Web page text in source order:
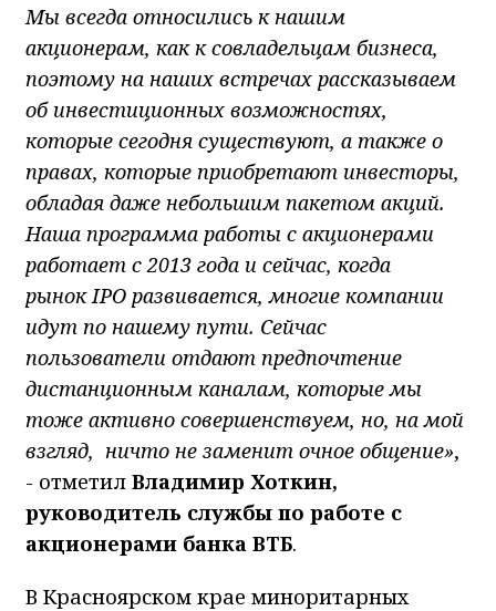
Мы всегда относились к нашим
акционерам, как к совладельцам бизнеса,
поэтому на наших встречах рассказываем
об инвестиционных возможностях,
которые сегодня существуют, а также о
правах, которые приобретают инвесторы,
обладая даже небольшим пакетом акций.
Наша программа работы с акционерами
работает с 2013 года и сейчас, когда
рынок IPO развивается, многие компании
идут по нашему пути. Сейчас
пользователи отдают предпочтение
дистанционным каналам, которые мы
тоже активно совершенствуем, но, на мой
взгляд, ничто не заменит очное общение»,
- отметил Владимир Хоткин,
руководитель службы по работе с
акционерами банка ВТБ.
В Красноярском крае миноритарных